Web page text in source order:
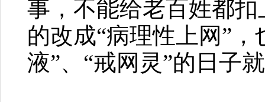
事，不能给老百姓都扣
的改成“病理性上网”
液”、“戒网灵”的日子